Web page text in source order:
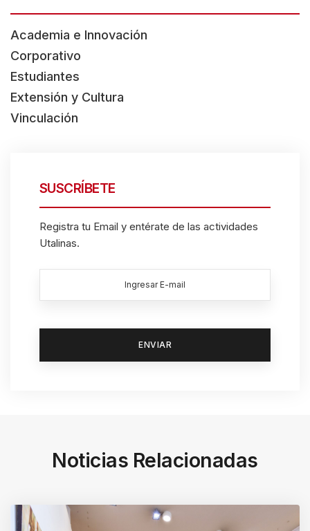
Academia e Innovación
Corporativo
Estudiantes
Extensión y Cultura
Vinculación
SUSCRÍBETE
Registra tu Email y entérate de las actividades
Utalinas.
Noticias Relacionadas